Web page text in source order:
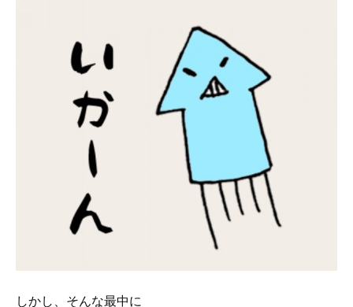
しかし、そんな最中に